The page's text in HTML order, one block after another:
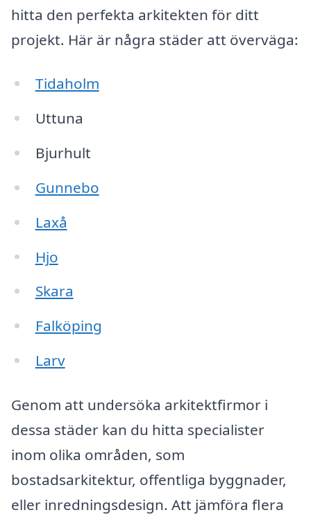
hitta den perfekta arkitekten för ditt
projekt. Här är några städer att överväga:
Tidaholm
Uttuna
Bjurhult
Gunnebo
Laxå
Hjo
Skara
Falköping
Larv
Genom att undersöka arkitektfirmor i
dessa städer kan du hitta specialister
inom olika områden, som
bostadsarkitektur, offentliga byggnader,
eller inredningsdesign. Att jämföra flera